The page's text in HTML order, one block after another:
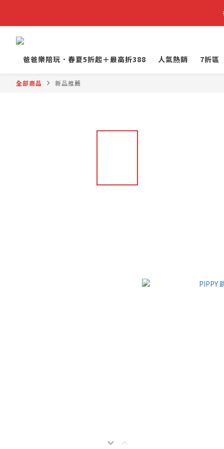
爸爸樂陪玩．春夏5折起＋最高折388 人氣熱銷 7折區
全部商品 新品推薦